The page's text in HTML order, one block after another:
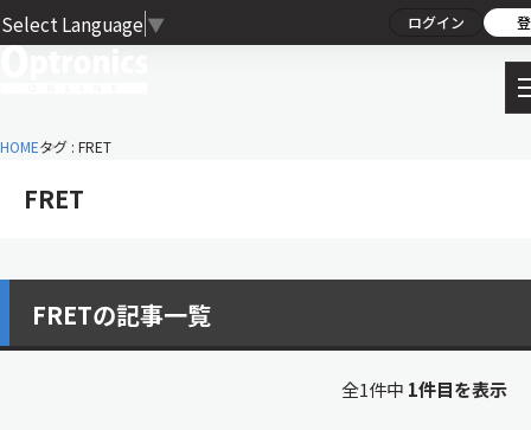
Select Language ▼ ログイン
HOMEタグ : FRET
FRET
FRETの記事一覧
全1件中 1件目を表示